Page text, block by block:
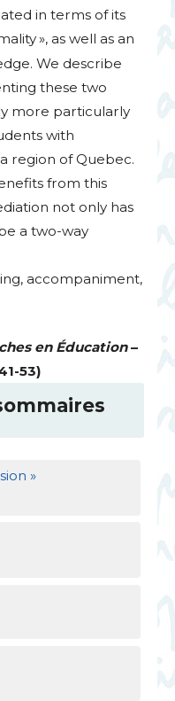
in terms of its
», as well as an
We describe
these two
more particularly
with
region of Quebec.
from this
not only has
a two-way
accompaniment,
en Éducation–
53)
»